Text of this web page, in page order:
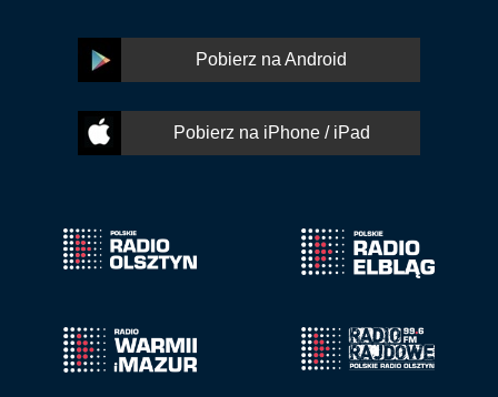
Pobierz na Android
Pobierz na iPhone / iPad